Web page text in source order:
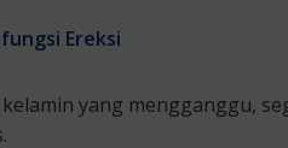
Ereksi
yang mengganggu,